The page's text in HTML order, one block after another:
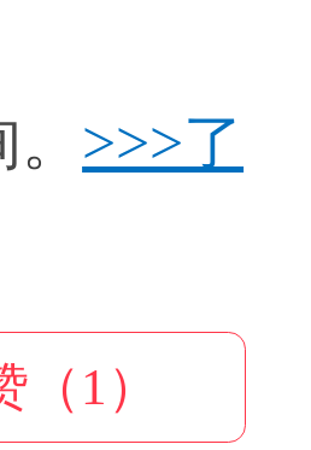
。 >>>了
（1）